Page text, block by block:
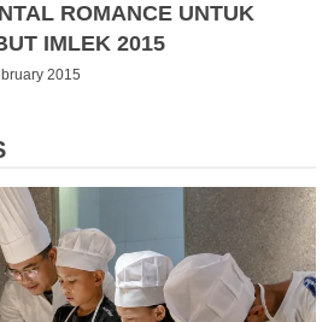
ROMANCE UNTUK
IMLEK 2015
2015